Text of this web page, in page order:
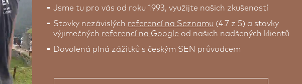
Jsme tu pro vás od roku 1993, využijte našich zkušeností
Stovky nezávislých referencí na Seznamu (4.7 z 5) a stovky
výjimečných referencí na Google od našich nadšených klientů
Dovolená plná zážitků s českým SEN průvodcem